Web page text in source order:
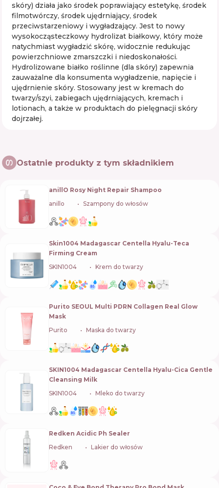
skóry) działa jako środek poprawiający estetykę, środek
filmotwórczy, środek ujędrniający, środek
przeciwstarzeniowy i wygładzający. Jest to nowy
wysokocząsteczkowy hydrolizat białkowy, który może
natychmiast wygładzić skórę, widocznie redukując
powierzchniowe zmarszczki i niedoskonałości.
Hydrolizowane białko roślinne (dla skóry) zapewnia
zauważalne dla konsumenta wygładzenie, napięcie i
ujędrnienie skóry. Stosowany jest w kremach do
twarzy/szyi, zabiegach ujędrniających, kremach i
lotionach, a także w produktach do pielęgnacji skóry
dojrzałej.
Ostatnie produkty z tym składnikiem
anillO Rosy Night Repair Shampoo
anillo
Szampony do włosów
Skin1004 Madagascar Centella Hyalu-Teca
Firming Cream
SKIN1004
Krem do twarzy
Purito SEOUL Multi PDRN Collagen Real Glow
Mask
Purito
Maska do twarzy
SKIN1004 Madagascar Centella Hyalu-Cica Gentle
Cleansing Milk
SKIN1004
Mleko do twarzy
Redken Acidic Ph Sealer
Redken
Lakier do włosów